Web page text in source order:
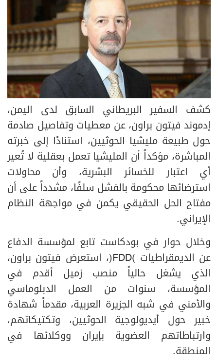
كشف السفير البريطاني السابق لدى اليمن،
إدموند فيتون براون، عن معطيات وتفاصيل صادمة
حول طبيعة مليشيا الحوثيين، استنادًا إلى خبرته
المباشرة، مؤكداً أن المليشيا تعمل بعقلية لا تُعير
أي اعتبار للخسائر البشرية، وأن محاولات
استرضائها محكومة بالفشل سلفًا، مشدداً على أن
مفتاح الحل الحقيقي يكمن في مواجهة النظام
الإيراني.
وخلال حوار في بودكاست تابع لمؤسسة الدفاع
عن الديمقراطيات (FDD)، استعرض فيتون براون،
الذي يشغل حالياً منصب زميل أقدم في
المؤسسة، سنوات من العمل الدبلوماسي
والأمني في شبه الجزيرة العربية، مقدماً شهادة
خبير حول أيديولوجية الحوثيين، وتكتيكاتهم،
وارتباطاتهم العضوية بإيران ووكلائها في
المنطقة.